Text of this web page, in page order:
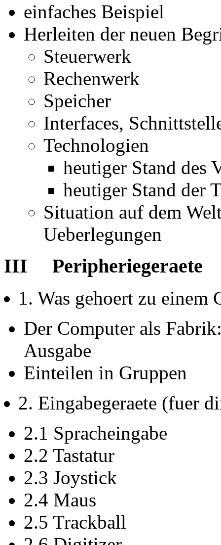
einfaches Beispiel
Herleiten der neuen
Steuerwerk
Rechenwerk
Speicher
Interfaces,
Technologien
heutiger Stand des
heutiger Stand der
Situation auf dem
Ueberlegungen
III Peripheriegeraete
1. Was gehoert zu einem
Der Computer als
Ausgabe
Einteilen in Gruppen
2. Eingabegeraete (fuer
2.1 Spracheingabe
2.2 Tastatur
2.3 Joystick
2.4 Maus
2.5 Trackball